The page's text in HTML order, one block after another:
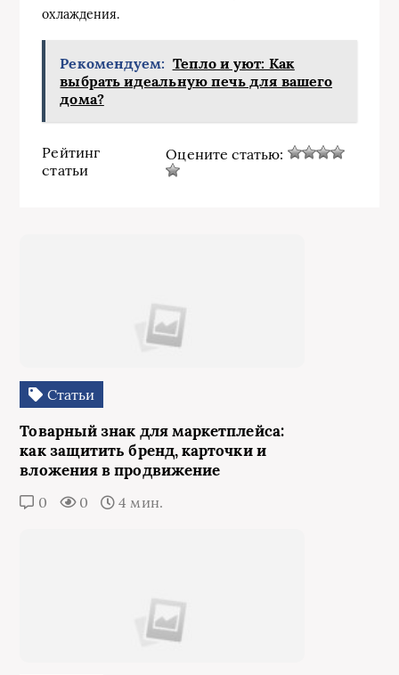
охлаждения.
Рекомендуем: Тепло и уют: Как
выбрать идеальную печь для вашего
дома?
Рейтинг
статьи
Оцените статью:
Статьи
Товарный знак для маркетплейса:
как защитить бренд, карточки и
вложения в продвижение
0 0 4 мин.